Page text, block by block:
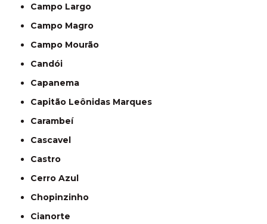
Campo Largo
Campo Magro
Campo Mourão
Candói
Capanema
Capitão Leônidas Marques
Carambeí
Cascavel
Castro
Cerro Azul
Chopinzinho
Cianorte